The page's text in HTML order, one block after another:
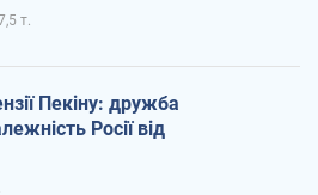
т.
Пекіну: дружба
Росії від